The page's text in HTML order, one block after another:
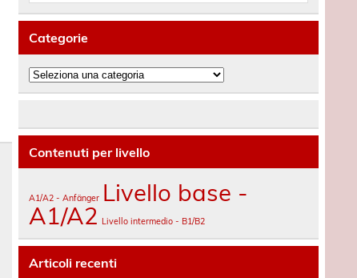
Categorie
Categorie
Contenuti per livello
A1/A2 - Anfänger Livello base -
A1/A2 Livello intermedio - B1/B2
Articoli recenti